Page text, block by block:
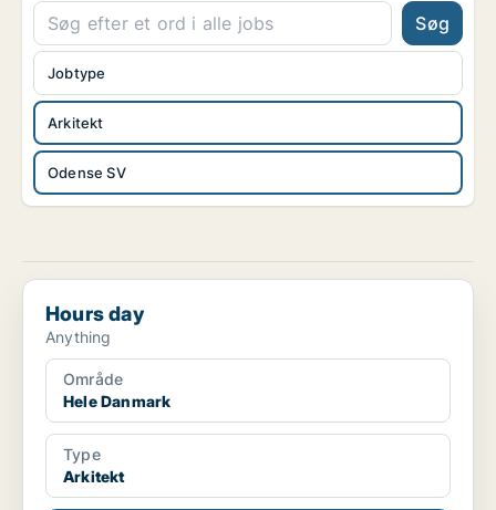
Søg
Arkitekt
Odense SV
Jobtype
Hours day
Hours day
Anything
Område
Hele Danmark
Type
Arkitekt